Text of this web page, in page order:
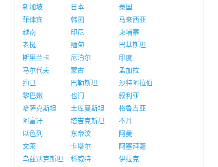
新加坡
日本
泰国
菲律宾
韩国
马来西亚
越南
印尼
柬埔寨
老挝
缅甸
巴基斯坦
斯里兰卡
尼泊尔
印度
马尔代夫
蒙古
孟加拉
约旦
巴勒斯坦
沙特阿拉伯
黎巴嫩
也门
叙利亚
哈萨克斯坦
土库曼斯坦
格鲁吉亚
阿富汗
塔吉克斯坦
不丹
以色列
东帝汶
阿曼
文莱
卡塔尔
阿塞拜疆
乌兹别克斯坦
科威特
伊拉克